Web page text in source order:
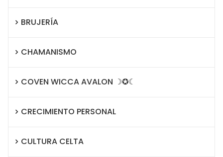
BRUJERÍA
CHAMANISMO
COVEN WICCA AVALON ☽✪☾
CRECIMIENTO PERSONAL
CULTURA CELTA